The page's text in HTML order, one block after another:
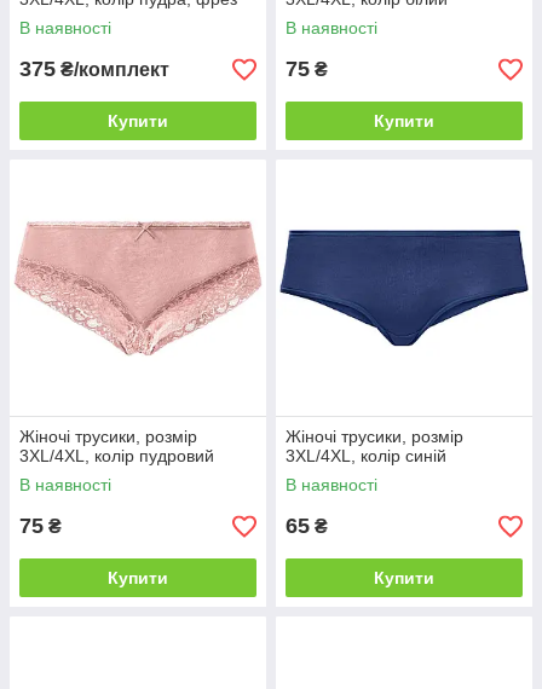
В наявності
375 ₴/комплект
Купити
В наявності
75 ₴
Купити
Жіночі трусики, розмір
3XL/4XL, колір пудровий
В наявності
75 ₴
Купити
Жіночі трусики, розмір
3XL/4XL, колір синій
В наявності
65 ₴
Купити